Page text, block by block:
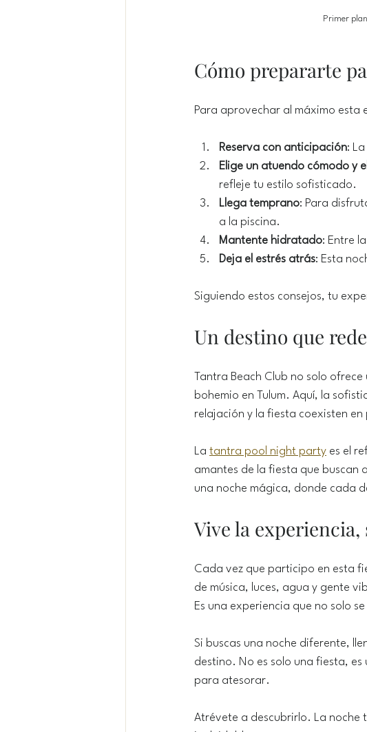
Primer
Cómo prepararte
Para aprovechar al máximo esta
Reserva con anticipación:
Elige un atuendo cómodo y
refleje tu estilo sofisticado.
Llega temprano: Para
a la piscina.
Mantente hidratado: Entre
Deja el estrés atrás: Esta
Siguiendo estos consejos, tu
Un destino que
Tantra Beach Club no solo
bohemio en Tulum. Aquí, la
relajación y la fiesta coexisten
La tantra pool night party es el
amantes de la fiesta que buscan
una noche mágica, donde cada
Vive la
Cada vez que participo en esta
de música, luces, agua y gente
Es una experiencia que no solo
Si buscas una noche diferente,
destino. No es solo una fiesta,
para atesorar.
Atrévete a descubrirlo. La noche